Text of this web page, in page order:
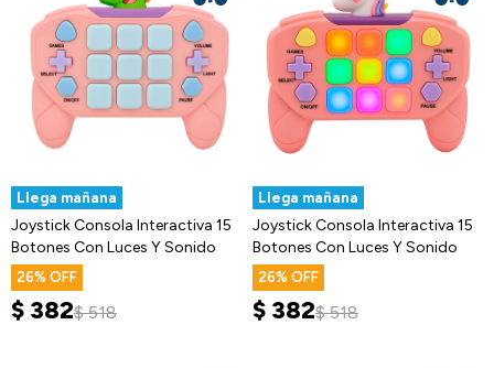
Llega mañana
Joystick Consola Interactiva 15
Botones Con Luces Y Sonido
26
$ 382$ 518
Llega mañana
Joystick Consola Interactiva 15
Botones Con Luces Y Sonido
26
$ 382$ 518